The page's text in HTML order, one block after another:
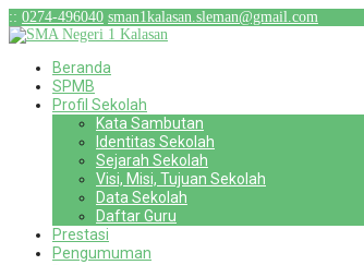
:: 0274-496040 sman1kalasan.sleman@gmail.com
Beranda
SPMB
Profil Sekolah
Kata Sambutan
Identitas Sekolah
Sejarah Sekolah
Visi, Misi, Tujuan Sekolah
Data Sekolah
Daftar Guru
Prestasi
Pengumuman